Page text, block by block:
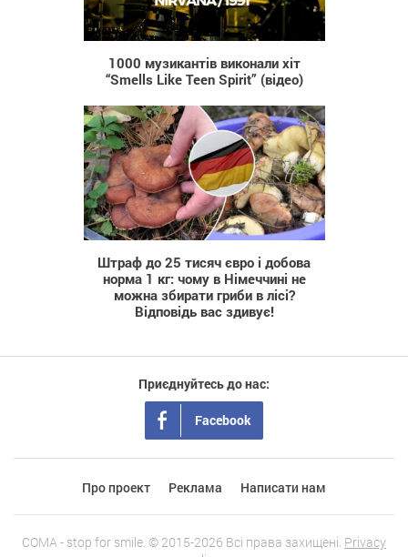
1 163
1000 музикантів виконали хіт
“Smells Like Teen Spirit” (відео)
276
Штраф до 25 тисяч євро і добова
норма 1 кг: чому в Німеччині не
можна збирати гриби в лісі?
Відповідь вас здивує!
Приєднуйтесь до нас:
Facebook
Про проект Реклама Написати нам
COMA - stop for smile. © 2015-2026 Всі права захищені. Privacy